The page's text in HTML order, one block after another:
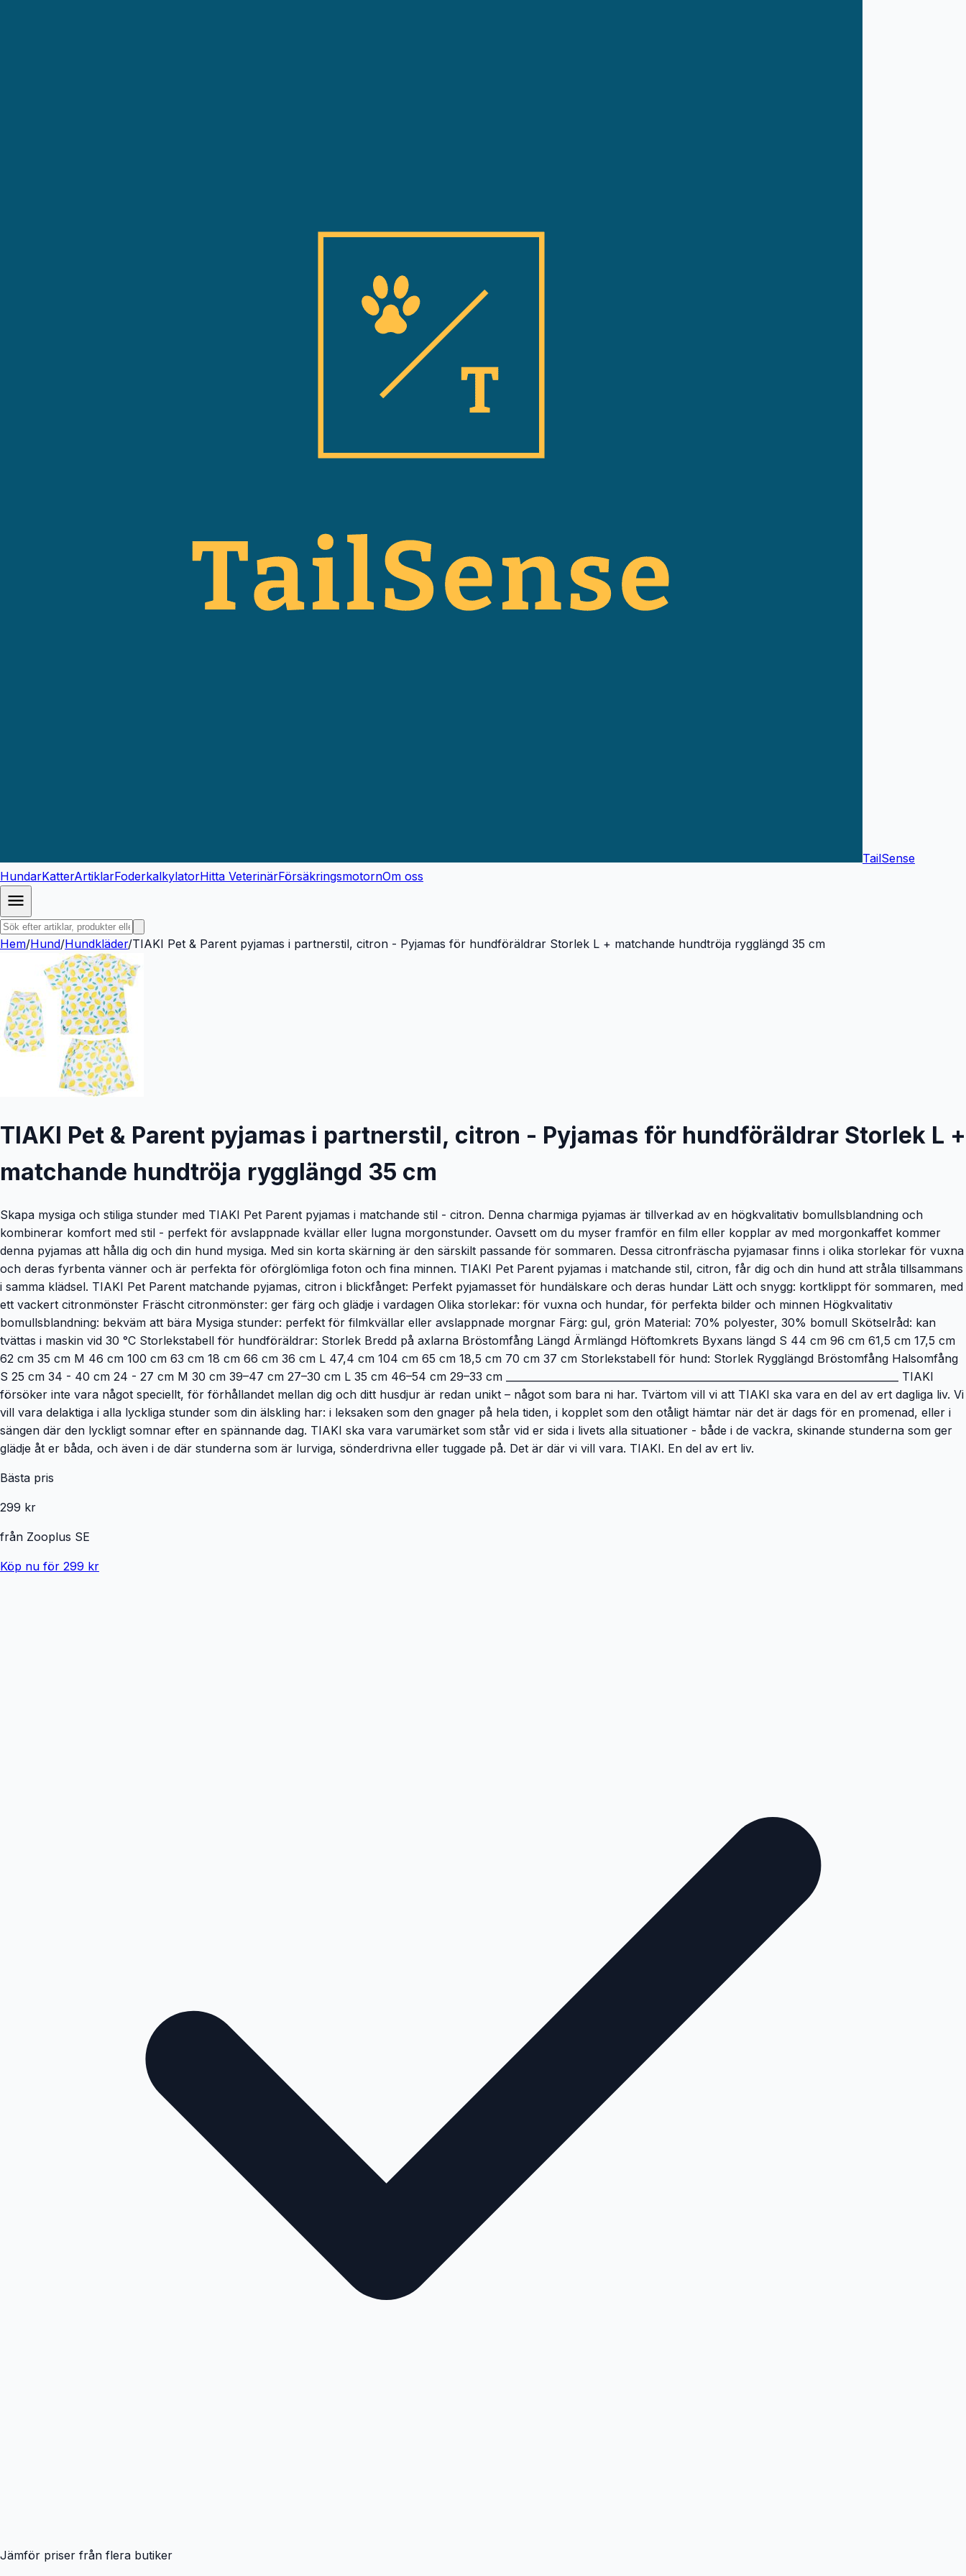
TailSense
HundarKatterArtiklarFoderkalkylatorHitta VeterinärFörsäkringsmotornOm oss
Hem/Hund/Hundkläder/TIAKI Pet & Parent pyjamas i partnerstil, citron - Pyjamas för hundföräldrar Storlek L + matchande hundtröja rygglängd 35 cm
TIAKI Pet & Parent pyjamas i partnerstil, citron - Pyjamas för hundföräldrar Storlek L +
matchande hundtröja rygglängd 35 cm
Skapa mysiga och stiliga stunder med TIAKI Pet Parent pyjamas i matchande stil - citron. Denna charmiga pyjamas är tillverkad av en högkvalitativ bomullsblandning och
kombinerar komfort med stil - perfekt för avslappnade kvällar eller lugna morgonstunder. Oavsett om du myser framför en film eller kopplar av med morgonkaffet kommer
denna pyjamas att hålla dig och din hund mysiga. Med sin korta skärning är den särskilt passande för sommaren. Dessa citronfräscha pyjamasar finns i olika storlekar för vuxna
och deras fyrbenta vänner och är perfekta för oförglömliga foton och fina minnen. TIAKI Pet Parent pyjamas i matchande stil, citron, får dig och din hund att stråla tillsammans
i samma klädsel. TIAKI Pet Parent matchande pyjamas, citron i blickfånget: Perfekt pyjamasset för hundälskare och deras hundar Lätt och snygg: kortklippt för sommaren, med
ett vackert citronmönster Fräscht citronmönster: ger färg och glädje i vardagen Olika storlekar: för vuxna och hundar, för perfekta bilder och minnen Högkvalitativ
bomullsblandning: bekväm att bära Mysiga stunder: perfekt för filmkvällar eller avslappnade morgnar Färg: gul, grön Material: 70% polyester, 30% bomull Skötselråd: kan
tvättas i maskin vid 30 °C Storlekstabell för hundföräldrar: Storlek Bredd på axlarna Bröstomfång Längd Ärmlängd Höftomkrets Byxans längd S 44 cm 96 cm 61,5 cm 17,5 cm
62 cm 35 cm M 46 cm 100 cm 63 cm 18 cm 66 cm 36 cm L 47,4 cm 104 cm 65 cm 18,5 cm 70 cm 37 cm Storlekstabell för hund: Storlek Rygglängd Bröstomfång Halsomfång
S 25 cm 34 - 40 cm 24 - 27 cm M 30 cm 39–47 cm 27–30 cm L 35 cm 46–54 cm 29–33 cm ______________________________________________________________________________ TIAKI
försöker inte vara något speciellt, för förhållandet mellan dig och ditt husdjur är redan unikt – något som bara ni har. Tvärtom vill vi att TIAKI ska vara en del av ert dagliga liv. Vi
vill vara delaktiga i alla lyckliga stunder som din älskling har: i leksaken som den gnager på hela tiden, i kopplet som den otåligt hämtar när det är dags för en promenad, eller i
sängen där den lyckligt somnar efter en spännande dag. TIAKI ska vara varumärket som står vid er sida i livets alla situationer - både i de vackra, skinande stunderna som ger
glädje åt er båda, och även i de där stunderna som är lurviga, sönderdrivna eller tuggade på. Det är där vi vill vara. TIAKI. En del av ert liv.
Bästa pris
299 kr
från Zooplus SE
Köp nu för 299 kr
Jämför priser från flera butiker